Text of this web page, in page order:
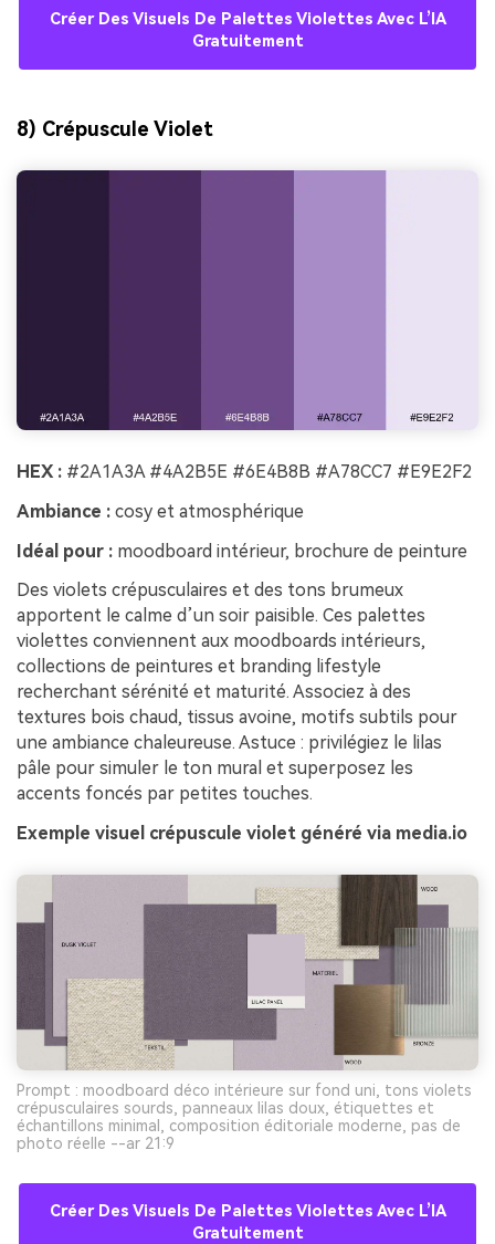
Créer Des Visuels De Palettes Violettes Avec L’IA
Gratuitement
8) Crépuscule Violet
HEX : #2A1A3A #4A2B5E #6E4B8B #A78CC7 #E9E2F2
Ambiance : cosy et atmosphérique
Idéal pour : moodboard intérieur, brochure de peinture
Des violets crépusculaires et des tons brumeux
apportent le calme d’un soir paisible. Ces palettes
violettes conviennent aux moodboards intérieurs,
collections de peintures et branding lifestyle
recherchant sérénité et maturité. Associez à des
textures bois chaud, tissus avoine, motifs subtils pour
une ambiance chaleureuse. Astuce : privilégiez le lilas
pâle pour simuler le ton mural et superposez les
accents foncés par petites touches.
Exemple visuel crépuscule violet généré via media.io
Prompt : moodboard déco intérieure sur fond uni, tons violets
crépusculaires sourds, panneaux lilas doux, étiquettes et
échantillons minimal, composition éditoriale moderne, pas de
photo réelle --ar 21:9
Créer Des Visuels De Palettes Violettes Avec L’IA
Gratuitement